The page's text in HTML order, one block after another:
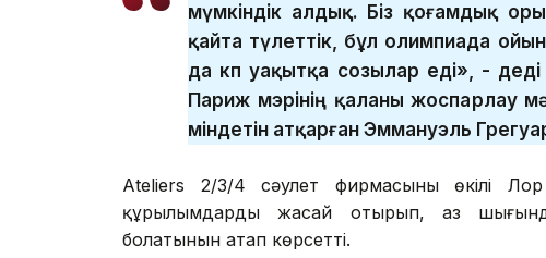
мүмкіндік алдық. Біз қоғамдық
қайта түлеттік, бұл олимпиада
да көп уақытқа созылар еді», -
Париж мэрінің қаланы жоспарлау
міндетін атқарған Эммануэль
Ateliers 2/3/4 сәулет фирмасының өкілі
құрылымдарды жасай отырып, аз
болатынын атап көрсетті.